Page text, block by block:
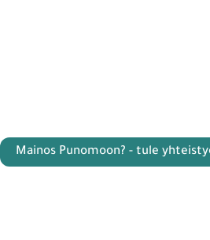
Mainos Punomoon? - tule